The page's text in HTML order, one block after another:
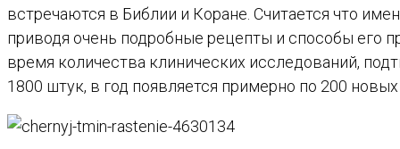
встречаются в Библии и Коране. Считается что
приводя очень подробные рецепты и способы его
время количества клинических исследований,
1800 штук, в год появляется примерно по 200